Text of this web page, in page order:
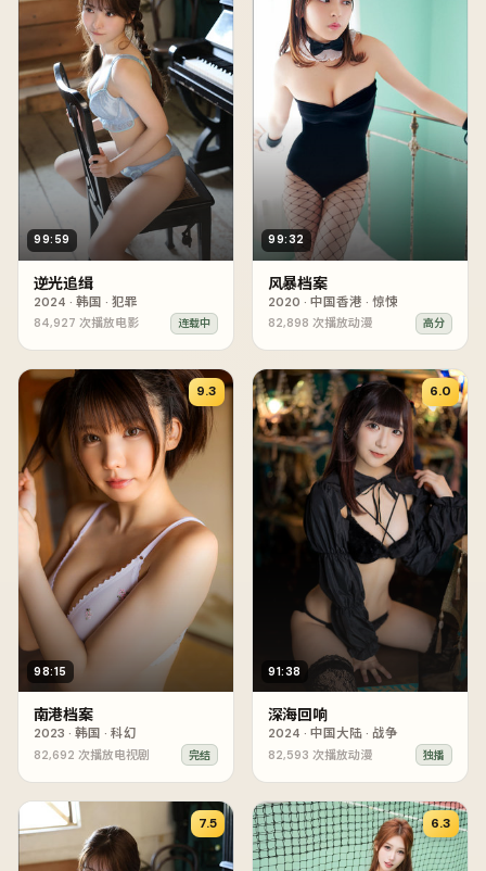
99:59
逆光追缉
2024 · 韩国 · 犯罪
84,927 次播放电影 连载中
99:32
风暴档案
2020 · 中国香港 · 惊悚
82,898 次播放动漫 高分
98:15
9.3
南港档案
2023 · 韩国 · 科幻
82,692 次播放电视剧 完结
91:38
6.0
深海回响
2024 · 中国大陆· 战争
82,593 次播放动漫 独播
7.5 6.3